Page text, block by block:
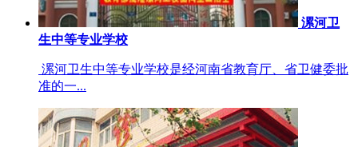
漯河卫
生中等专业学校
漯河卫生中等专业学校是经河南省教育厅、省卫健委批
准的一...